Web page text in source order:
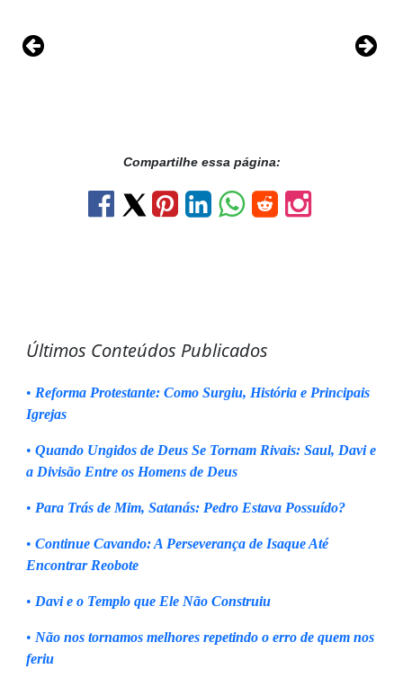
Compartilhe essa página:
Últimos Conteúdos Publicados
• Reforma Protestante: Como Surgiu, História e Principais
Igrejas
• Quando Ungidos de Deus Se Tornam Rivais: Saul, Davi e
a Divisão Entre os Homens de Deus
• Para Trás de Mim, Satanás: Pedro Estava Possuído?
• Continue Cavando: A Perseverança de Isaque Até
Encontrar Reobote
• Davi e o Templo que Ele Não Construiu
• Não nos tornamos melhores repetindo o erro de quem nos
feriu